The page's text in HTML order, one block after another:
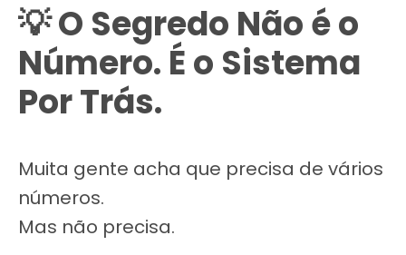
💡 O Segredo Não é o
Número. É o Sistema
Por Trás.
Muita gente acha que precisa de vários
números.
Mas não precisa.